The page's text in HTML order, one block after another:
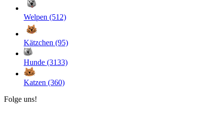
Welpen (512)
Kätzchen (95)
Hunde (3133)
Katzen (360)
Folge uns!